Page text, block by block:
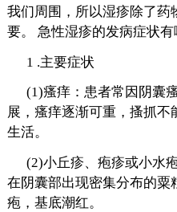
我们周围，所以湿疹除了药
要。 急性湿疹的发病症状有
1 .主要症状
(1)瘙痒：患者常因阴囊
展，瘙痒逐渐可重，搔抓
生活。
(2)小丘疹、疱疹或小水
在阴囊部出现密集分布的粟
疱，基底潮红。